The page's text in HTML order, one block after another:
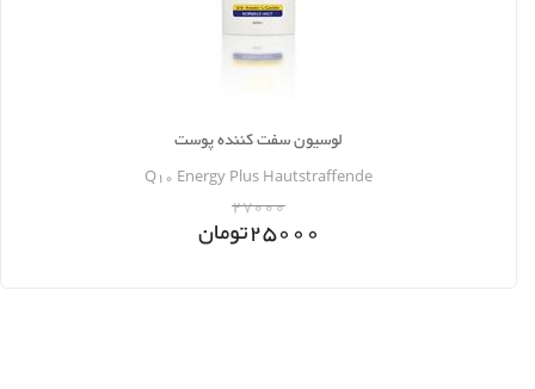
لوسیون سفت کننده پوست
Q10 Energy Plus Hautstraffende
27000
25000تومان